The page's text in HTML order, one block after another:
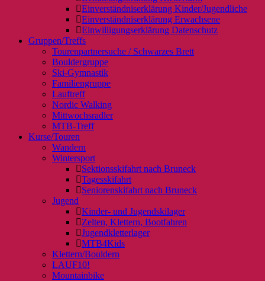
Einverständniserklärung Kinder/Jugendliche
Einverständniserklärung Erwachsene
Einwilligungserklärung Datenschutz
Gruppen/Treffs
Tourenpartnersuche / Schwarzes Brett
Bouldergruppe
Ski-Gymnastik
Familiengruppe
Lauftreff
Nordic Walking
Mittwochsradler
MTB-Treff
Kurse/Touren
Wandern
Wintersport
Sektionsskifahrt nach Bruneck
Tagesskifahrt
Seniorenskifahrt nach Bruneck
Jugend
Kinder- und Jugendskilager
Zelten, Klettern, Bootfahren
Jugendkletterlager
MTB4Kids
Klettern/Bouldern
LAUF10!
Mountainbike